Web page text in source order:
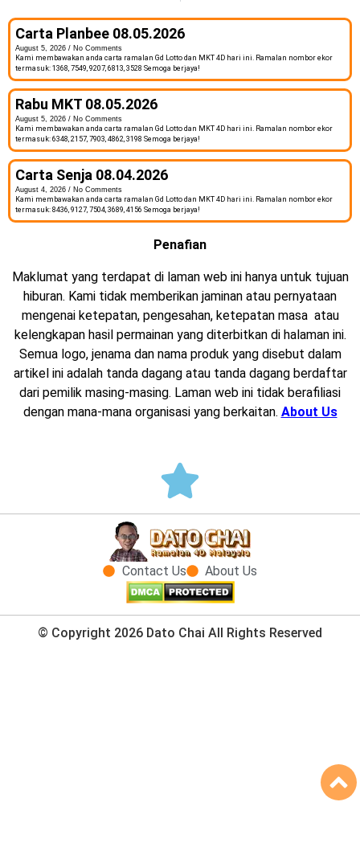
Carta Planbee 08.05.2026
August 5, 2026
No Comments
Kami membawakan anda carta ramalan Gd Lotto dan MKT 4D hari ini. Ramalan nombor ekor
termasuk: 1368, 7549, 9207, 6813, 3528 Semoga berjaya!
Rabu MKT 08.05.2026
August 5, 2026
No Comments
Kami membawakan anda carta ramalan Gd Lotto dan MKT 4D hari ini. Ramalan nombor ekor
termasuk: 6348, 2157, 7903, 4862, 3198 Semoga berjaya!
Carta Senja 08.04.2026
August 4, 2026
No Comments
Kami membawakan anda carta ramalan Gd Lotto dan MKT 4D hari ini. Ramalan nombor ekor
termasuk: 8436, 9127, 7504, 3689, 4156 Semoga berjaya!
Penafian
Maklumat yang terdapat di laman web ini hanya untuk tujuan
hiburan. Kami tidak memberikan jaminan atau pernyataan
mengenai ketepatan, pengesahan, ketepatan masa atau
kelengkapan hasil permainan yang diterbitkan di halaman ini.
Semua logo, jenama dan nama produk yang disebut dalam
artikel ini adalah tanda dagang atau tanda dagang berdaftar
dari pemilik masing-masing. Laman web ini tidak berafiliasi
dengan mana-mana organisasi yang berkaitan. About Us
Contact Us About Us
© Copyright 2026 Dato Chai All Rights Reserved